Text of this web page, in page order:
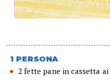
1 PERSONA
2 fette pane in cassetta